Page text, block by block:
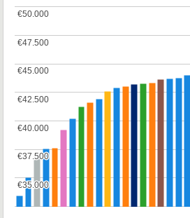
€35.000
€35.000
€37.500
€37.500
€40.000
€40.000
€42.500
€42.500
€45.000
€45.000
€47.500
€47.500
€50.000
€50.000